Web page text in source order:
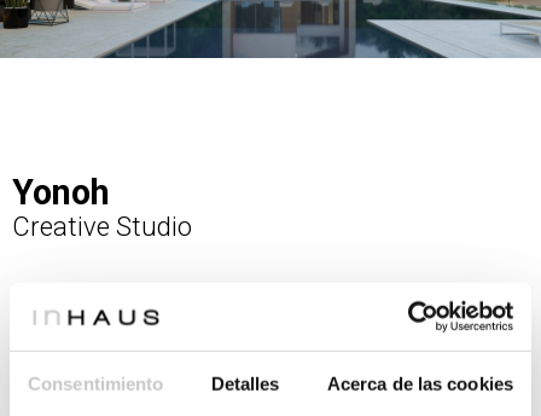
Consentimiento Detalles Acerca de las cookies
Yonoh
Creative Studio
“Espacios diáfanos que se comunican y crean un juego
visual apoyándonos en la luz, eje principal del proyecto.”
El principal reto fue crear un exterior e interior coherentes